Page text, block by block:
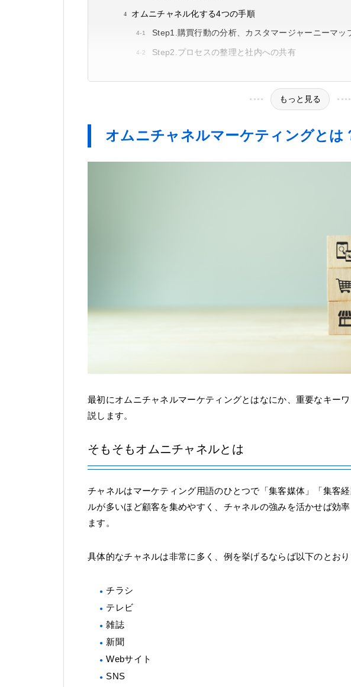
オムニチャネル化する4つの手順
Step1.購買行動の分析、カスタマージャーニーマッ
Step2.プロセスの整理と社内への共有
もっと見る
オムニチャネルマーケティングとは
最初にオムニチャネルマーケティングとはなにか、重要なキー
説します。
そもそもオムニチャネルとは
チャネルはマーケティング用語のひとつで「集客媒体」「集客
ルが多いほど顧客を集めやすく、チャネルの強みを活かせば効
ます。
具体的なチャネルは非常に多く、例を挙げるならば以下のとおり
チラシ
テレビ
雑誌
新聞
Webサイト
SNS